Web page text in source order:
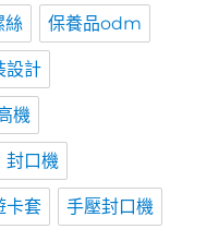
絲 保養品odm
設計
機
封口機
卡套 手壓封口機